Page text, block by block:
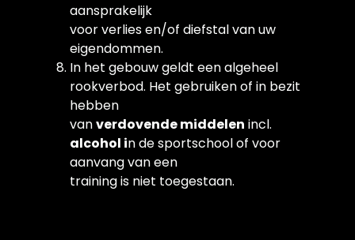
aansprakelijk
voor verlies en/of diefstal van uw
eigendommen.
In het gebouw geldt een algeheel
rookverbod. Het gebruiken of in bezit
hebben
vanverdovende middelen incl.
alcohol in de sportschool of voor
aanvang van een
training is niet toegestaan.